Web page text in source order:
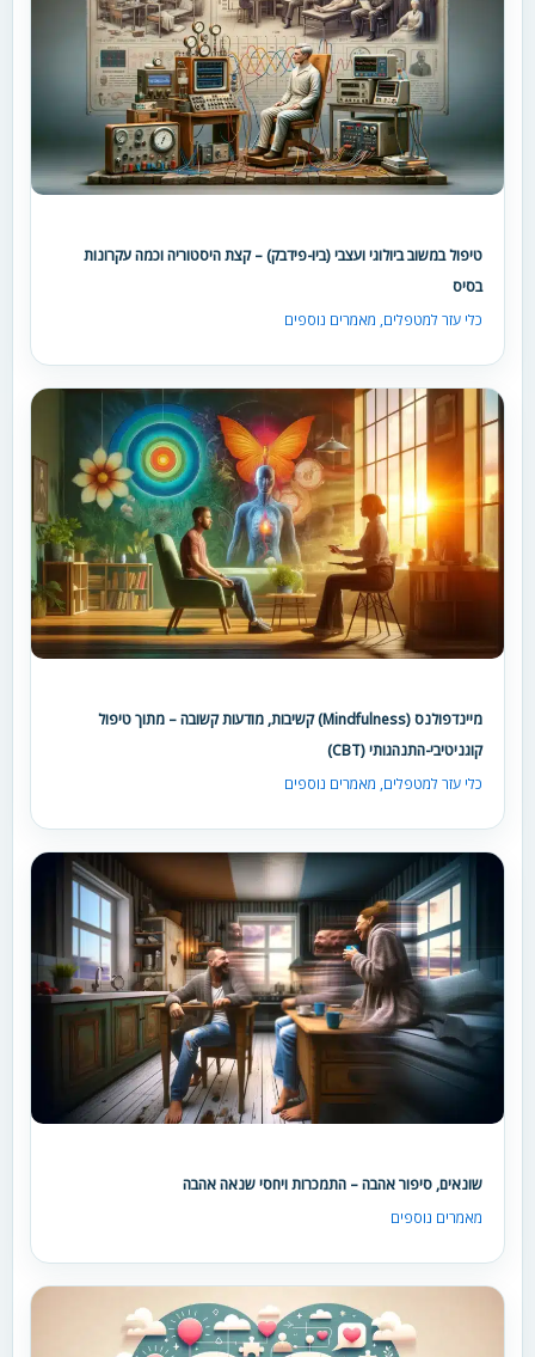
טיפול במשוב ביולוגי ועצבי (ביו-פידבק) – קצת היסטוריה וכמה עקרונות
בסיס
כלי עזר למטפלים, מאמרים נוספים
מיינדפולנס (Mindfulness) קשיבות, מודעות קשובה – מתוך טיפול
קוגניטיבי-התנהגותי (CBT)
כלי עזר למטפלים, מאמרים נוספים
שונאים, סיפור אהבה – התמכרות ויחסי שנאה אהבה
מאמרים נוספים